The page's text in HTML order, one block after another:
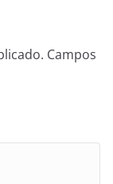
Campos